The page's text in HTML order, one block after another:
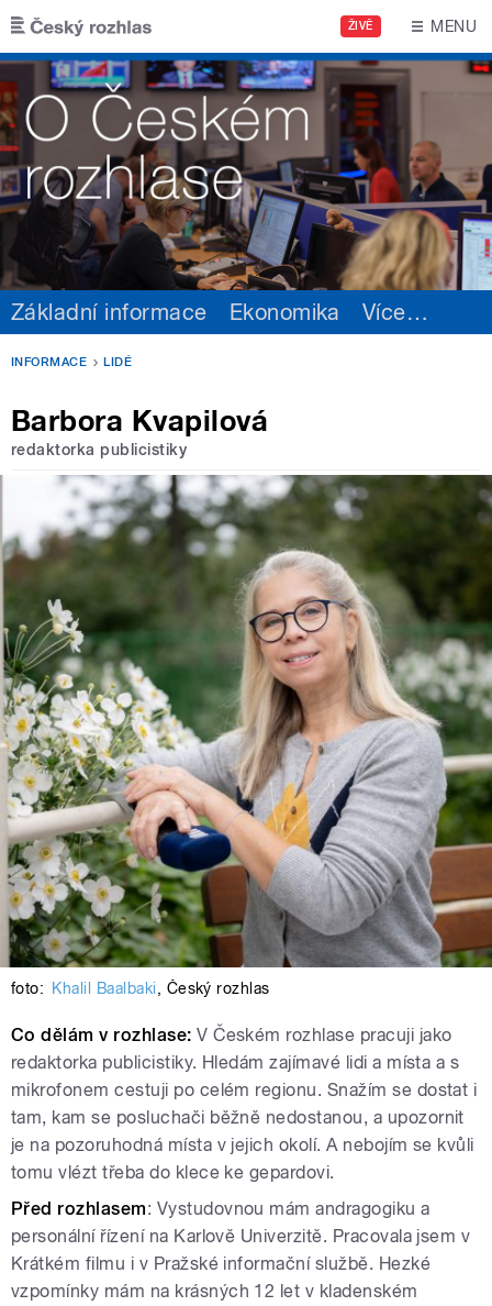
Přejít k hlavnímu obsahu
ŽIVĚ MENU
Základní informace Ekonomika Více…
INFORMACE LIDÉ
Barbora Kvapilová
redaktorka publicistiky
foto: Khalil Baalbaki, Český rozhlas
Co dělám v rozhlase: V Českém rozhlase pracuji jako
redaktorka publicistiky. Hledám zajímavé lidi a místa a s
mikrofonem cestuji po celém regionu. Snažím se dostat i
tam, kam se posluchači běžně nedostanou, a upozornit
je na pozoruhodná místa v jejich okolí. A nebojím se kvůli
tomu vlézt třeba do klece ke gepardovi.
Před rozhlasem: Vystudovnou mám andragogiku a
personální řízení na Karlově Univerzitě. Pracovala jsem v
Krátkém filmu i v Pražské informační službě. Hezké
vzpomínky mám na krásných 12 let v kladenském